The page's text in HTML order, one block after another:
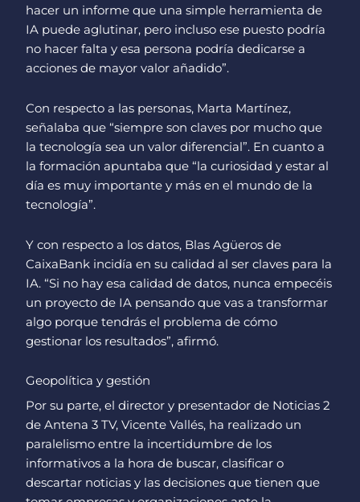
hacer un informe que una simple herramienta de
IA puede aglutinar, pero incluso ese puesto podría
no hacer falta y esa persona podría dedicarse a
acciones de mayor valor añadido”.
Con respecto a las personas, Marta Martínez,
señalaba que “siempre son claves por mucho que
la tecnología sea un valor diferencial”. En cuanto a
la formación apuntaba que “la curiosidad y estar al
día es muy importante y más en el mundo de la
tecnología”.
Y con respecto a los datos, Blas Agüeros de
CaixaBank incidía en su calidad al ser claves para la
IA. “Si no hay esa calidad de datos, nunca empecéis
un proyecto de IA pensando que vas a transformar
algo porque tendrás el problema de cómo
gestionar los resultados”, afirmó.
Geopolítica y gestión
Por su parte, el director y presentador de Noticias 2
de Antena 3 TV, Vicente Vallés, ha realizado un
paralelismo entre la incertidumbre de los
informativos a la hora de buscar, clasificar o
descartar noticias y las decisiones que tienen que